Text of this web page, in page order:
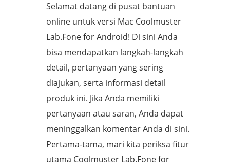
Selamat datang di pusat bantuan
online untuk versi Mac Coolmuster
Lab.Fone for Android! Di sini Anda
bisa mendapatkan langkah-langkah
detail, pertanyaan yang sering
diajukan, serta informasi detail
produk ini. Jika Anda memiliki
pertanyaan atau saran, Anda dapat
meninggalkan komentar Anda di sini.
Pertama-tama, mari kita periksa fitur
utama Coolmuster Lab.Fone for